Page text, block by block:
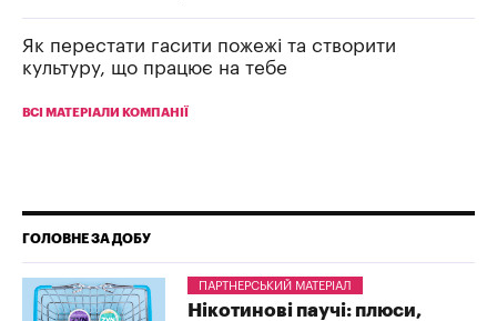
Як перестати гасити пожежі та створити
культуру, що працює на тебе
ВСІ МАТЕРІАЛИ КОМПАНІЇ
ГОЛОВНЕ ЗА ДОБУ
ПАРТНЕРСЬКИЙ МАТЕРІАЛ
Нікотинові паучі: плюси,